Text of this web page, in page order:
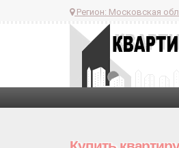
Регион: Московская